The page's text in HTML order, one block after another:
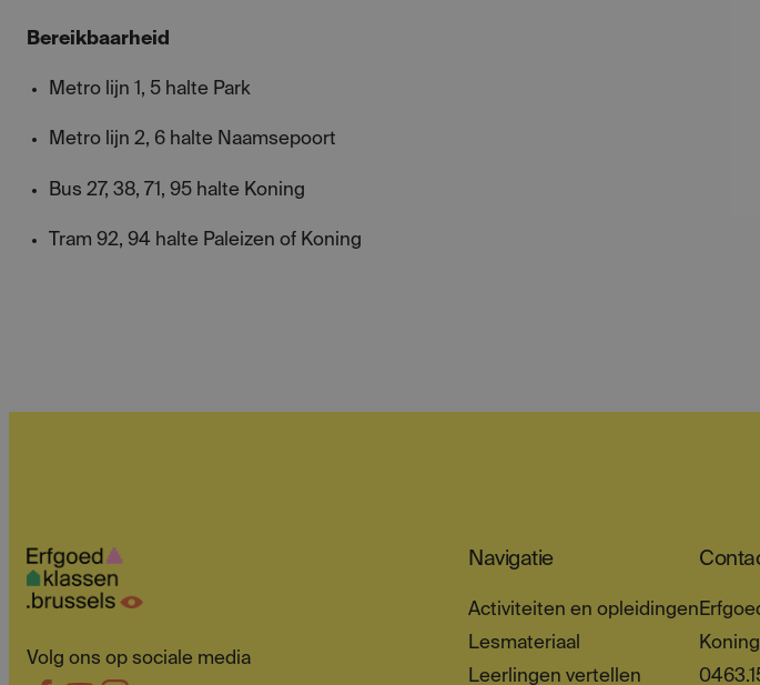
Bereikbaarheid
Metro lijn 1, 5 halte Park
Metro lijn 2, 6 halte Naamsepoort
Bus 27, 38, 71, 95 halte Koning
Tram 92, 94 halte Paleizen of Koning
Volg ons op sociale media
Navigatie
Activiteiten en opleidingen
Lesmateriaal
Leerlingen vertellen